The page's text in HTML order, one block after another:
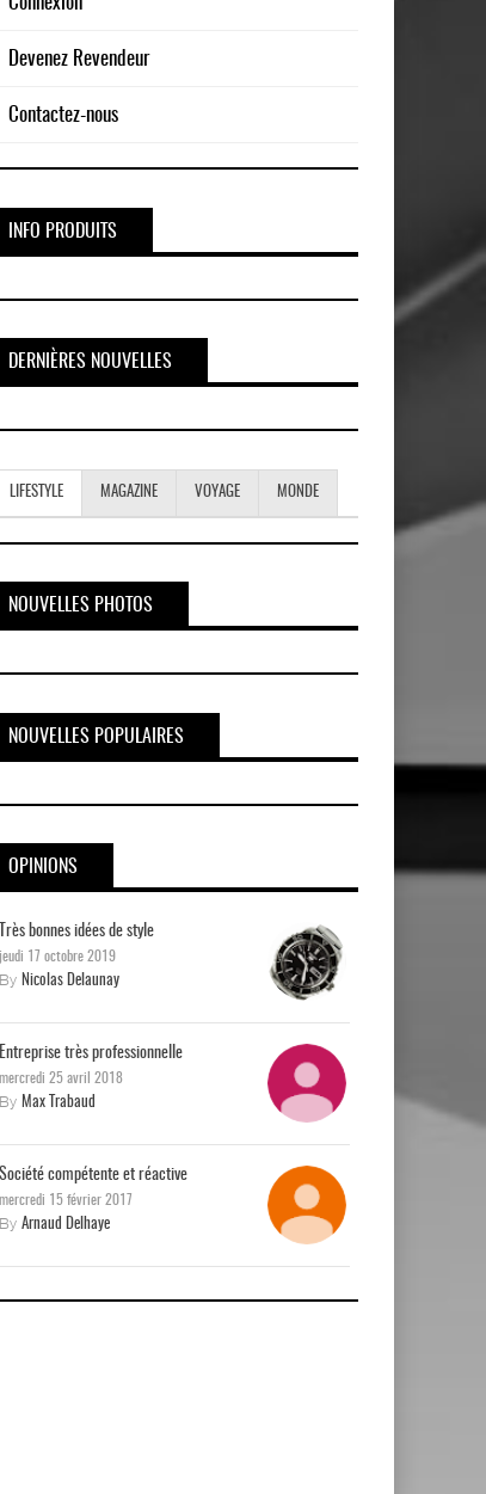
Devenez Revendeur
Contactez-nous
INFO PRODUITS
DERNIÈRES NOUVELLES
LIFESTYLE MAGAZINE VOYAGE MONDE
NOUVELLES PHOTOS
NOUVELLES POPULAIRES
OPINIONS
Très bonnes idées de style
jeudi 17 octobre 2019
By Nicolas Delaunay
Entreprise très professionnelle
mercredi 25 avril 2018
By Max Trabaud
Société compétente et réactive
mercredi 15 février 2017
By Arnaud Delhaye